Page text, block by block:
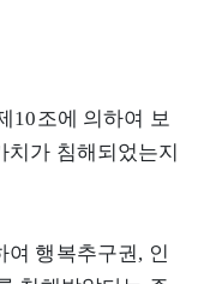
10조에 의하여 보
치가 침해되었는지
여 행복추구권, 인